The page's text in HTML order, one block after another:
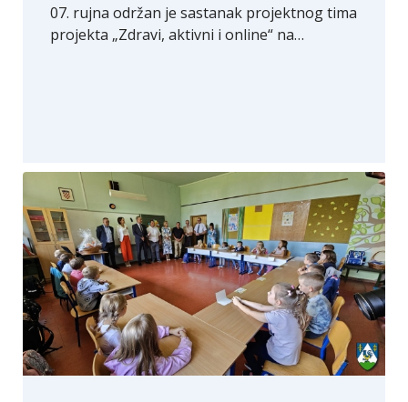
07. rujna održan je sastanak projektnog tima
projekta „Zdravi, aktivni i online“ na…